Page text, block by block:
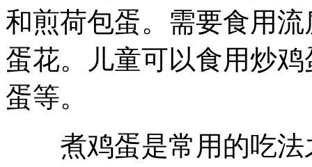
和煎荷包蛋。需要食用
蛋花。儿童可以食用炒
蛋等。
煮鸡蛋是常用的吃法